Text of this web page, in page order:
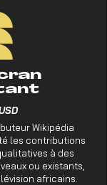
Wikipédia
les contributions
à des
ou existants,
africains.